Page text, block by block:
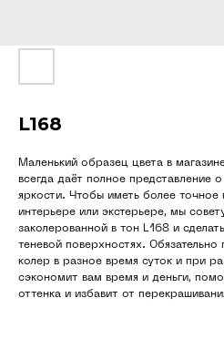
L168
Маленький образец цвета в
всегда даёт полное представление
яркости. Чтобы иметь более точное
интерьере или экстерьере, мы
заколерованной в тон L168 и
теневой поверхностях. Обязательно
колер в разное время суток и при
сэкономит вам время и деньги,
оттенка и избавит от